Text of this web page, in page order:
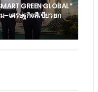
GREEN GLOBAL”
–เศรษฐกิจสีเขียว ยก